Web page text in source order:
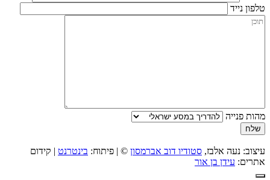
טלפון נייד
מהות פנייה
עיצוב: נעה אלבז, סטודיו דוב אברמסון © | פיתוח: בינטרנט | קידום
אתרים: עידן בן אור